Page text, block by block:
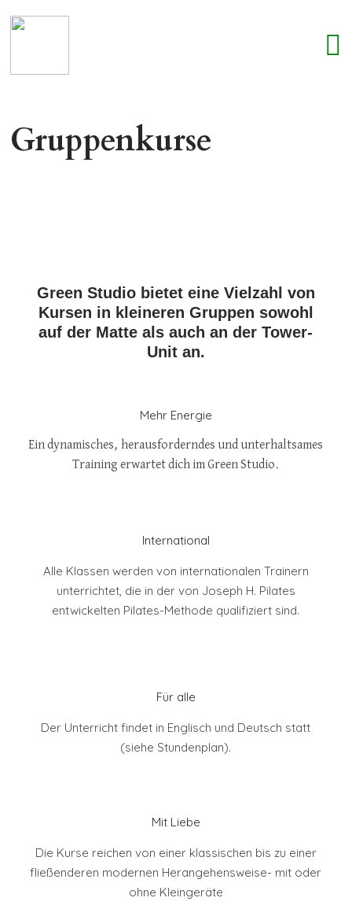
Gruppenkurse
Green Studio bietet eine Vielzahl von
Kursen in kleineren Gruppen sowohl
auf der Matte als auch an der Tower-
Unit an.
Mehr Energie
Ein dynamisches, herausforderndes und unterhaltsames
Training erwartet dich im Green Studio.
International
Alle Klassen werden von internationalen Trainern
unterrichtet, die in der von Joseph H. Pilates
entwickelten Pilates-Methode qualifiziert sind.
Für alle
Der Unterricht findet in Englisch und Deutsch statt
(siehe Stundenplan).
Mit Liebe
Die Kurse reichen von einer klassischen bis zu einer
fließenderen modernen Herangehensweise- mit oder
ohne Kleingeräte